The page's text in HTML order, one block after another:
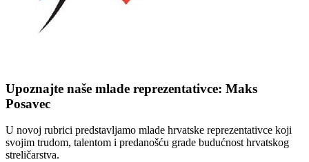
Upoznajte naše mlade reprezentativce: Maks
Posavec
U novoj rubrici predstavljamo mlade hrvatske reprezentativce koji
svojim trudom, talentom i predanošću grade budućnost hrvatskog
streličarstva.